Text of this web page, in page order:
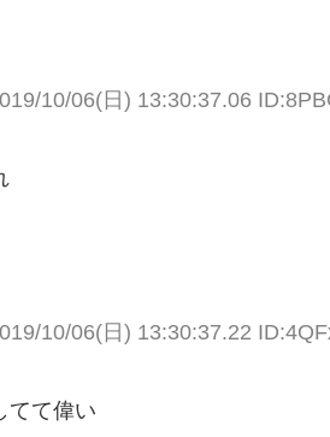
10/06(日) 13:30:37.06
10/06(日) 13:30:37.22
てて偉い